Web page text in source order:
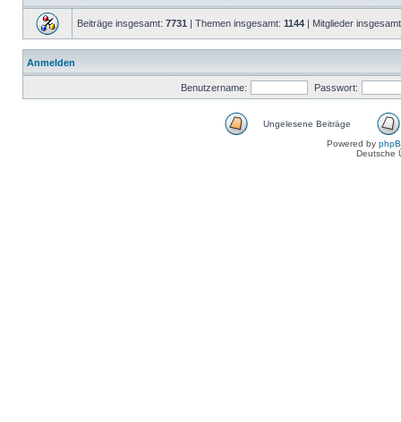
Beiträge insgesamt: 7731 | Themen insgesamt: 1144 | Mitglieder
Anmelden
Benutzername: Passwort:
Ungelesene Beiträge
Powered by
Deutsche